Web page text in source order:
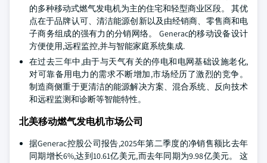
的多种移动式燃气发电机为主的住宅和轻型商业区段。 其优
点在于品牌认可、清洁能源创新以及由经销商、零售商和电
子商务组成的强有力的分销网络。 Generac的移动设备设计
方便使用,远程监控,并与智能家庭系统集成.
在过去三年中,由于与天气有关的停电和电网基础设施老化,
对可靠备用电力的需求不断增加,市场经历了激烈的竞争。
制造商侧重于更清洁的能源解决方案、混合系统、反向技术
和远程监测和诊断等智能特性。
北美移动燃气发电机市场公司
据Generac控股公司报告,2025年第二季度的净销售额比去年
同期增长6%,达到10.61亿美元,而去年同期为9.98亿美元。 这